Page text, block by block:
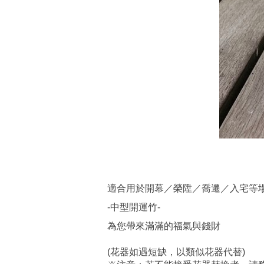
適合用於開幕／榮陞／喬遷／入宅等
-中型開運竹-
為您帶來滿滿的福氣與錢財
(花器如遇短缺，以類似花器代替)